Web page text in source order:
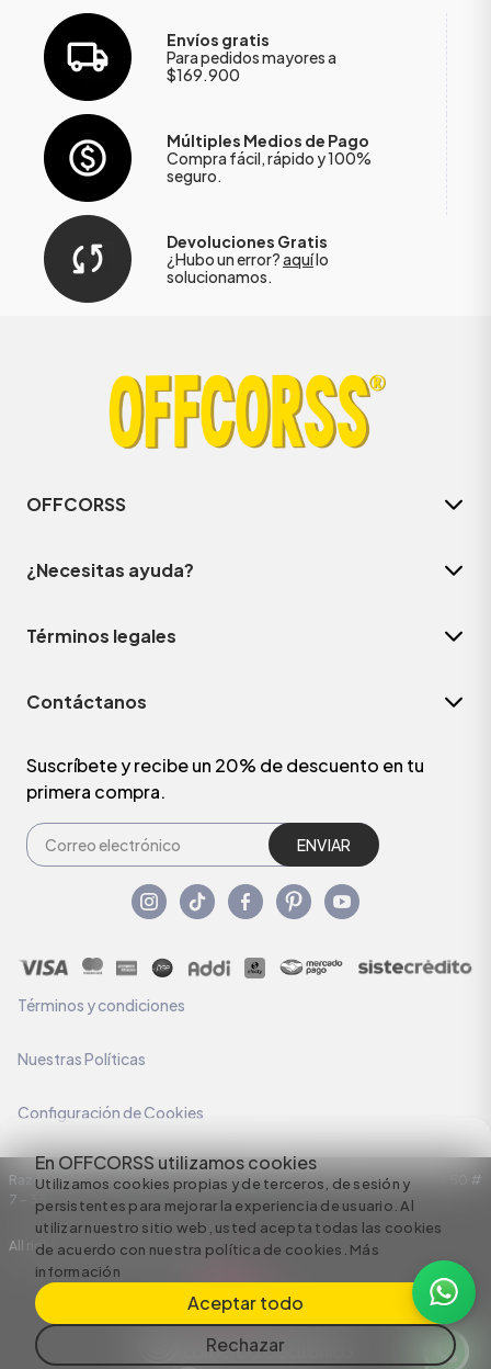
En OFFCORSS utilizamos cookies
Utilizamos cookies propias y de terceros, de sesión y
persistentes para mejorar la experiencia de usuario. Al
utilizar nuestro sitio web, usted acepta todas las cookies
de acuerdo con nuestra política de cookies. Más
información
Aceptar todo
Rechazar
Envíos gratis
Para pedidos mayores a
$169.900
Múltiples Medios de Pago
Compra fácil, rápido y 100%
seguro.
Devoluciones Gratis
¿Hubo un error?aquílo
solucionamos.
OFFCORSS
¿Necesitas ayuda?
Términos legales
Contáctanos
Suscríbete y recibe un 20% de descuento en tu
primera compra.
ENVIAR
Términos y condiciones
Nuestras Políticas
Configuración de Cookies
Razón Social: C.I HERMECO S.A. NIT: 890924167-6 Dirección: Carrera 50 #
7 – 35
All rights reserved empowered by